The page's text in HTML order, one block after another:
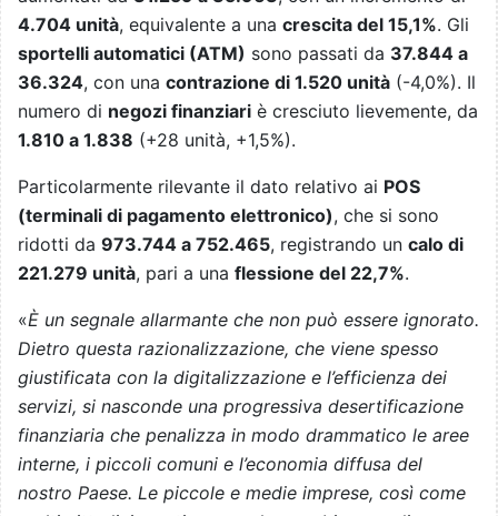
4.704 unità, equivalente a una crescita del 15,1%. Gli
sportelli automatici (ATM) sono passati da 37.844 a
36.324, con una contrazione di 1.520 unità (-4,0%). Il
numero di negozi finanziari è cresciuto lievemente, da
1.810 a 1.838 (+28 unità, +1,5%).
Particolarmente rilevante il dato relativo ai POS
(terminali di pagamento elettronico), che si sono
ridotti da 973.744 a 752.465, registrando un calo di
221.279 unità, pari a una flessione del 22,7%.
«È un segnale allarmante che non può essere ignorato.
Dietro questa razionalizzazione, che viene spesso
giustificata con la digitalizzazione e l’efficienza dei
servizi, si nasconde una progressiva desertificazione
finanziaria che penalizza in modo drammatico le aree
interne, i piccoli comuni e l’economia diffusa del
nostro Paese. Le piccole e medie imprese, così come